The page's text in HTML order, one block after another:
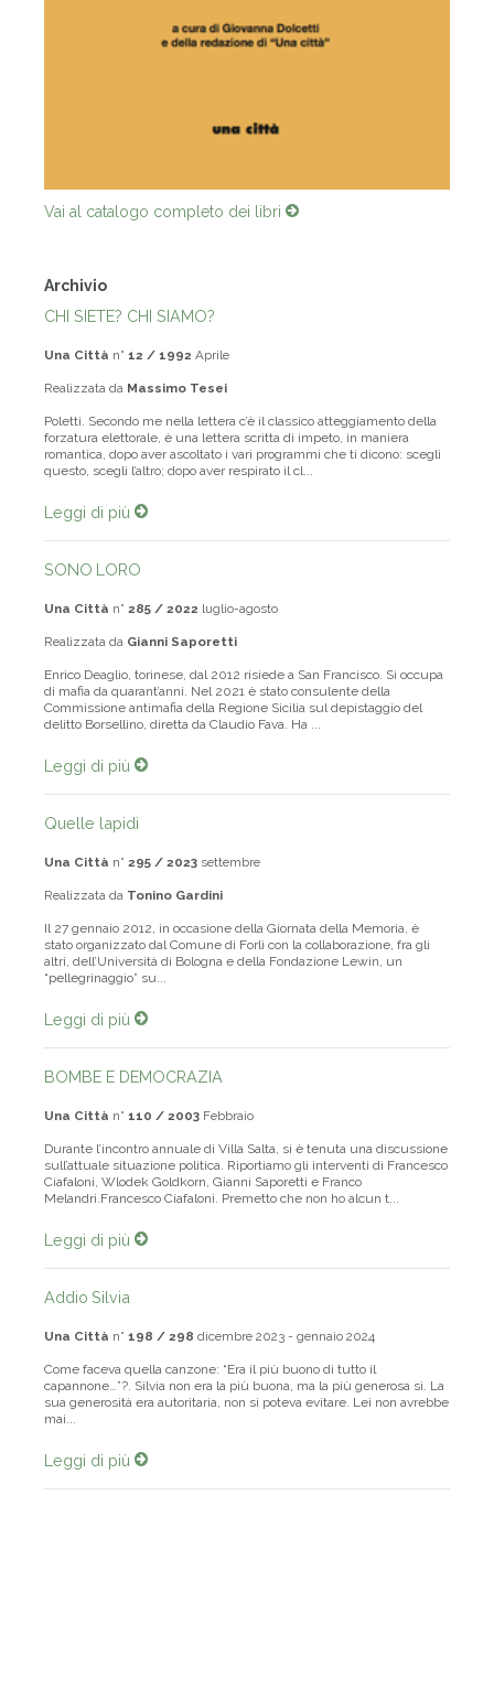
Vai al catalogo completo dei libri
Archivio
CHI SIETE? CHI SIAMO?
Una Città n° 12 / 1992 Aprile
Realizzata da Massimo Tesei
Poletti. Secondo me nella lettera c’è il classico atteggiamento della
forzatura elettorale, è una lettera scritta di impeto, in maniera
romantica, dopo aver ascoltato i vari programmi che ti dicono: scegli
questo, scegli l’altro; dopo aver respirato il cl...
Leggi di più
SONO LORO
Una Città n° 285 / 2022 luglio-agosto
Realizzata da Gianni Saporetti
Enrico Deaglio, torinese, dal 2012 risiede a San Francisco. Si occupa
di mafia da quarant’anni. Nel 2021 è stato consulente della
Commissione antimafia della Regione Sicilia sul depistaggio del
delitto Borsellino, diretta da Claudio Fava. Ha ...
Leggi di più
Quelle lapidi
Una Città n° 295 / 2023 settembre
Realizzata da Tonino Gardini
Il 27 gennaio 2012, in occasione della Giornata della Memoria, è
stato organizzato dal Comune di Forlì con la collaborazione, fra gli
altri, dell’Università di Bologna e della Fondazione Lewin, un
“pellegrinaggio” su...
Leggi di più
BOMBE E DEMOCRAZIA
Una Città n° 110 / 2003 Febbraio
Durante l’incontro annuale di Villa Salta, si è tenuta una discussione
sull’attuale situazione politica. Riportiamo gli interventi di Francesco
Ciafaloni, Wlodek Goldkorn, Gianni Saporetti e Franco
Melandri.Francesco Ciafaloni. Premetto che non ho alcun t...
Leggi di più
Addio Silvia
Una Città n° 198 / 298 dicembre 2023 - gennaio 2024
Come faceva quella canzone: “Era il più buono di tutto il
capannone…”?. Silvia non era la più buona, ma la più generosa sì. La
sua generosità era autoritaria, non si poteva evitare. Lei non avrebbe
mai...
Leggi di più